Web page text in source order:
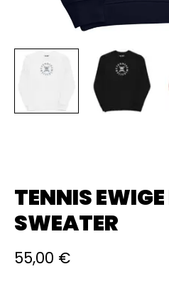
TENNIS
SWEATER
55,00 €